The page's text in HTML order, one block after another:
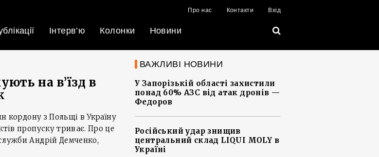
Про нас Контакти Вхід
Інтерв’ю Колонки Новини
на в’їзд в
кордону з Польщі в Україну
пропуску триває. Про це
Андрій Демченко,
ВАЖЛИВІ НОВИНИ
У Запорізькій області захистили
понад 60% АЗС від атак дронів —
Федоров
Російський удар знищив
центральний склад LIQUI MOLY в
Україні